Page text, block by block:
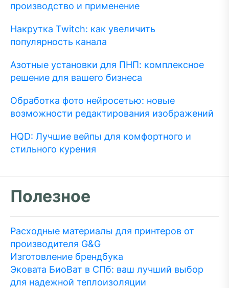
производство и применение
Накрутка Twitch: как увеличить
популярность канала
Азотные установки для ПНП: комплексное
решение для вашего бизнеса
Обработка фото нейросетью: новые
возможности редактирования изображений
HQD: Лучшие вейпы для комфортного и
стильного курения
Полезное
Расходные материалы для принтеров от
производителя G&G
Изготовление брендбука
Эковата БиоВат в СПб: ваш лучший выбор
для надежной теплоизоляции